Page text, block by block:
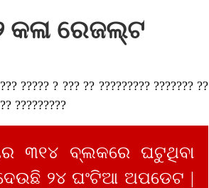
କଳା ରେଜଲ୍ଟ
????? ? ??? ?? ????????? ??????? ??
?????????
୩୧୪ ବ୍ଲକରେ ଘଟୁଥିବା
୨୪ ଘଂଟିଆ ଅପଡେଟ |